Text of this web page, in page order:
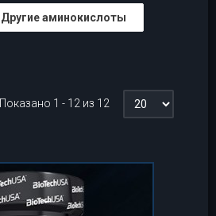
Другие аминокислоты
Показано 1 - 12 из 12